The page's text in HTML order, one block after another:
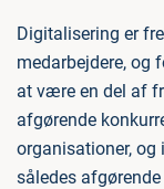
Digitalisering er
medarbejdere, og
at være en del af
afgørende
organisationer, og
således